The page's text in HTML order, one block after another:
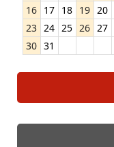
16 17 18 19 20
23 24 25 26 27
30 31